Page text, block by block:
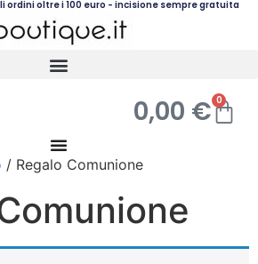
ordini oltre i 100 euro - incisione sempre gratuita
0,00 € 0
/ Regalo Comunione